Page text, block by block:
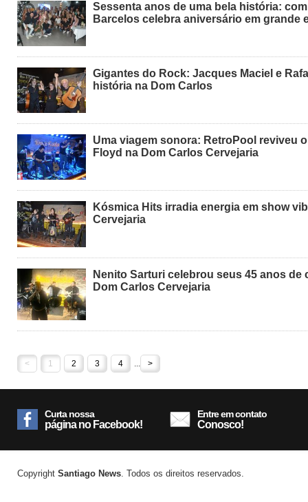
Sessenta anos de uma bela história:
Barcelos celebra aniversário em grande
Gigantes do Rock: Jacques Maciel e
história na Dom Carlos
Uma viagem sonora: RetroPool reviveu
Floyd na Dom Carlos Cervejaria
Kósmica Hits irradia energia em show
Cervejaria
Nenito Sarturi celebrou seus 45 anos de
Dom Carlos Cervejaria
< 1 2 3 4 ... >
Curta nossa
página no Facebook!
Entre em contato
Conosco!
Copyright Santiago News . Todos os direitos reservados.